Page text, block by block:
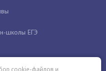
школы ЕГЭ
cookie-файлов и